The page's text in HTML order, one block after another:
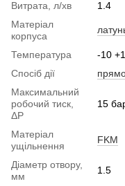
Витрата, л/хв
1.4
Матеріал
корпуса
Температура
-10
Спосіб дії
Максимальний
робочий тиск,
ΔP
15
Матеріал
ущільнення
FKM
Діаметр отвору,
мм
1.5